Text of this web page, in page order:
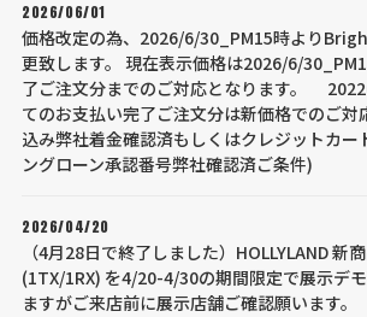
2026/06/01
価格改定の為、2026/6/30_PM15時より
更致します。 現在表示価格は2026/6/
了ご注文分までのご対応となります。
てのお支払い完了ご注文分は新価格でのご対
込み弊社着金確認済もしくはクレジットカー
ングローン承認番号弊社確認済ご条件)
2026/04/20
（4月28日で終了しました）HOLLYLAND 新
(1TX/1RX) を4/20-4/30の期間限定で展示デ
ますがご来店前に展示店舗ご確認願います。